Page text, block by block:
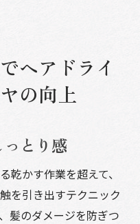
ヘアドライ
の向上
とり感
乾かす作業を超えて、
を引き出すテクニック
髪のダメージを防ぎつ